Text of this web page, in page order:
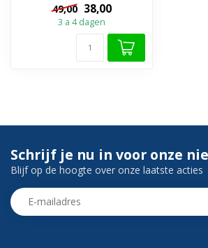
49,00 38,00
3 a 4 dagen
Schrijf je nu in voor onze
Blijf op de hoogte over onze laatste acties